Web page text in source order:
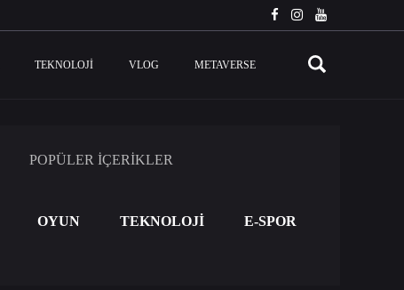
TEKNOLOJI VLOG METAVERSE
POPÜLER İÇERİKLER
OYUN TEKNOLOJİ E-SPOR